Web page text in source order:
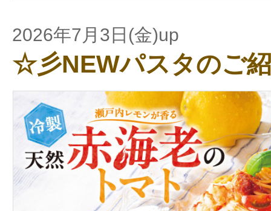
2026年7月3日(金)up
☆彡NEWパスタのご